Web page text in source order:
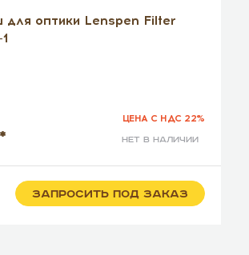
для оптики Lenspen Filter
* нет в наличии
ЦЕНА С НДС 22%
ЗАПРОСИТЬ ПОД ЗАКАЗ